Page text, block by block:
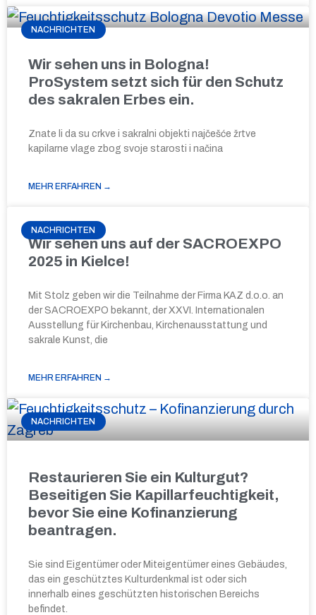
NACHRICHTEN
Wir sehen uns in Bologna!
ProSystem setzt sich für den Schutz
des sakralen Erbes ein.
Znate li da su crkve i sakralni objekti najčešće žrtve
kapilarne vlage zbog svoje starosti i načina
MEHR ERFAHREN →
NACHRICHTEN
Wir sehen uns auf der SACROEXPO
2025 in Kielce!
Mit Stolz geben wir die Teilnahme der Firma KAZ d.o.o. an
der SACROEXPO bekannt, der XXVI. Internationalen
Ausstellung für Kirchenbau, Kirchenausstattung und
sakrale Kunst, die
MEHR ERFAHREN →
NACHRICHTEN
Restaurieren Sie ein Kulturgut?
Beseitigen Sie Kapillarfeuchtigkeit,
bevor Sie eine Kofinanzierung
beantragen.
Sie sind Eigentümer oder Miteigentümer eines Gebäudes,
das ein geschütztes Kulturdenkmal ist oder sich
innerhalb eines geschützten historischen Bereichs
befindet.